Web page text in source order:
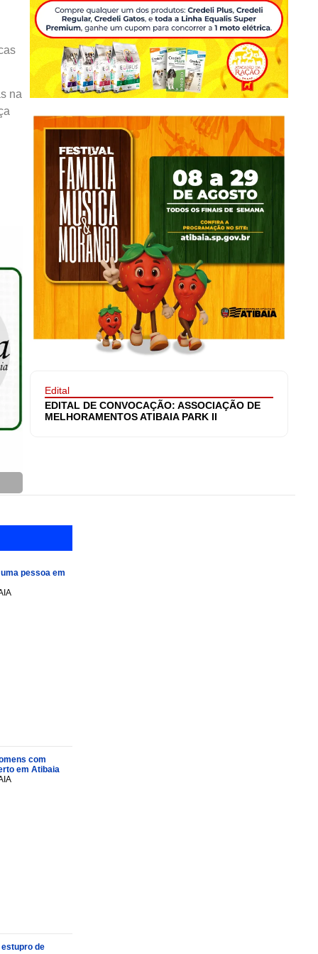
na
Edital
EDITAL DE CONVOCAÇÃO: ASSOCIAÇÃO DE
MELHORAMENTOS ATIBAIA PARK II
pessoa em
com
em Atibaia
de